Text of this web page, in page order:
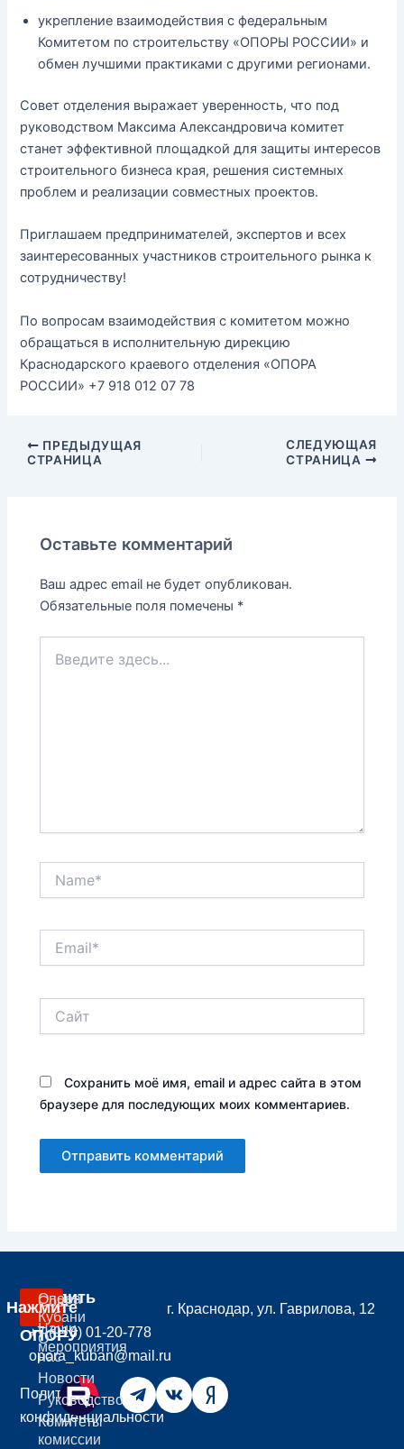
укрепление взаимодействия с федеральным
Комитетом по строительству «ОПОРЫ РОССИИ» и
обмен лучшими практиками с другими регионами.
Совет отделения выражает уверенность, что под
руководством Максима Александровича комитет
станет эффективной площадкой для защиты интересов
строительного бизнеса края, решения системных
проблем и реализации совместных проектов.
Приглашаем предпринимателей, экспертов и всех
заинтересованных участников строительного рынка к
сотрудничеству!
По вопросам взаимодействия с комитетом можно
обращаться в исполнительную дирекцию
Краснодарского краевого отделения «ОПОРА
РОССИИ» +7 918 012 07 78
ПРЕДЫДУЩАЯ
СТРАНИЦА
СЛЕДУЮЩАЯ
СТРАНИЦА
Оставьте комментарий
Ваш адрес email не будет опубликован.
Обязательные поля помечены *
здесь...
Сохранить моё имя, email и адрес сайта в этом
браузере для последующих моих комментариев.
Опора
Кубани
О
нас
Новости
Руководство
Комитеты
комиссии
Совет
Наши
мероприятия
Политика
конфиденциальности
Вступить
В
ОПОРУ
Нажмите
г. Краснодар, ул. Гаврилова, 12
+7 (918) 01-20-778
opora_kuban@mail.ru